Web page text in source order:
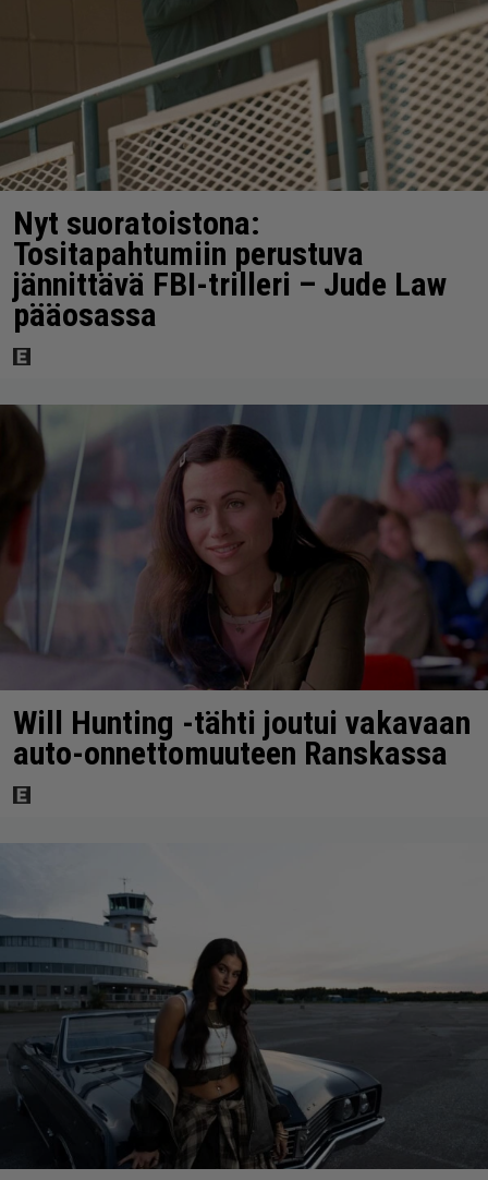
Nyt suoratoistona:
Tositapahtumiin perustuva
jännittävä FBI-trilleri – Jude Law
pääosassa
Will Hunting -tähti joutui vakavaan
auto-onnettomuuteen Ranskassa